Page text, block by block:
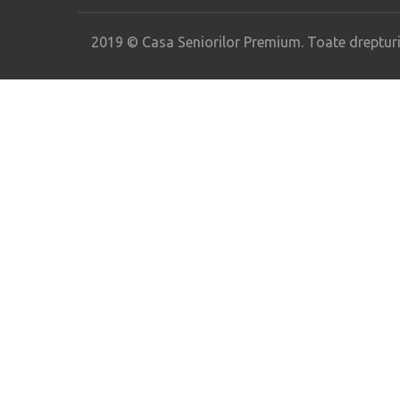
2019 © Casa Seniorilor Premium. Toate